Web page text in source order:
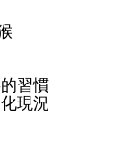
習慣
現況